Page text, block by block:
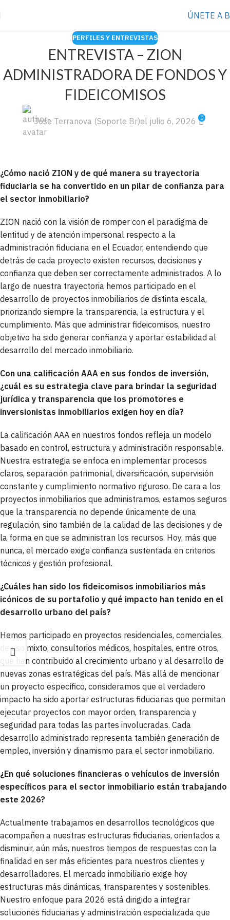
ÚNETE A
PERFILES Y ENTREVISTAS
ENTREVISTA – ZION
ADMINISTRADORA DE FONDOS Y
FIDEICOMISOS
Jose Terranova (Soporte Br)el julio 6, 2026 0
¿Cómo nació ZION y de qué manera su trayectoria
fiduciaria se ha convertido en un pilar de confianza para
el sector inmobiliario?
ZION nació con la visión de romper con el paradigma de
lentitud y de atención impersonal respecto a la
administración fiduciaria en el Ecuador, entendiendo que
detrás de cada proyecto existen recursos, decisiones y
confianza que deben ser correctamente administrados. A lo
largo de nuestra trayectoria hemos participado en el
desarrollo de proyectos inmobiliarios de distinta escala,
priorizando siempre la transparencia, la estructura y el
cumplimiento. Más que administrar fideicomisos, nuestro
objetivo ha sido generar confianza y aportar estabilidad al
desarrollo del mercado inmobiliario.
Con una calificación AAA en sus fondos de inversión,
¿cuál es su estrategia clave para brindar la seguridad
jurídica y transparencia que los promotores e
inversionistas inmobiliarios exigen hoy en día?
La calificación AAA en nuestros fondos refleja un modelo
basado en control, estructura y administración responsable.
Nuestra estrategia se enfoca en implementar procesos
claros, separación patrimonial, diversificación, supervisión
constante y cumplimiento normativo riguroso. De cara a los
proyectos inmobiliarios que administramos, estamos seguros
que la transparencia no depende únicamente de una
regulación, sino también de la calidad de las decisiones y de
la forma en que se administran los recursos. Hoy, más que
nunca, el mercado exige confianza sustentada en criterios
técnicos y gestión profesional.
¿Cuáles han sido los fideicomisos inmobiliarios más
icónicos de su portafolio y qué impacto han tenido en el
desarrollo urbano del país?
Hemos participado en proyectos residenciales, comerciales,
de uso mixto, consultorios médicos, hospitales, entre otros,
que han contribuido al crecimiento urbano y al desarrollo de
nuevas zonas estratégicas del país. Más allá de mencionar
un proyecto específico, consideramos que el verdadero
impacto ha sido aportar estructuras fiduciarias que permitan
ejecutar proyectos con mayor orden, transparencia y
seguridad para todas las partes involucradas. Cada
desarrollo administrado representa también generación de
empleo, inversión y dinamismo para el sector inmobiliario.
¿En qué soluciones financieras o vehículos de inversión
específicos para el sector inmobiliario están trabajando
este 2026?
Actualmente trabajamos en desarrollos tecnológicos que
acompañen a nuestras estructuras fiduciarias, orientados a
disminuir, aún más, nuestros tiempos de respuestas con la
finalidad en ser más eficientes para nuestros clientes y
desarrolladores. El mercado inmobiliario exige hoy
estructuras más dinámicas, transparentes y sostenibles.
Nuestro enfoque para 2026 está dirigido a integrar
soluciones fiduciarias y administración especializada que